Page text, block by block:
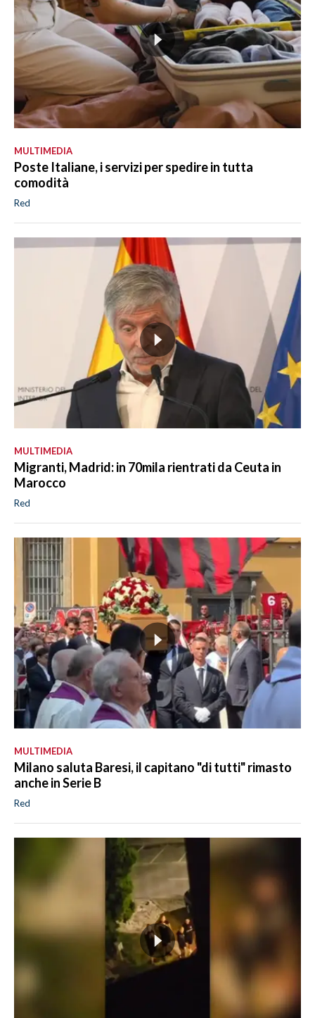
MULTIMEDIA
Poste Italiane, i servizi per spedire in tutta
comodità
Red
MULTIMEDIA
Migranti, Madrid: in 70mila rientrati da Ceuta in
Marocco
Red
MULTIMEDIA
Milano saluta Baresi, il capitano "di tutti" rimasto
anche in Serie B
Red